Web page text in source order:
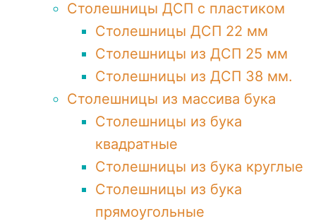
Столешницы ДСП с пластиком
Столешницы ДСП 22 мм
Столешницы из ДСП 25 мм
Столешницы из ДСП 38 мм.
Столешницы из массива бука
Столешницы из бука
квадратные
Столешницы из бука круглые
Столешницы из бука
прямоугольные